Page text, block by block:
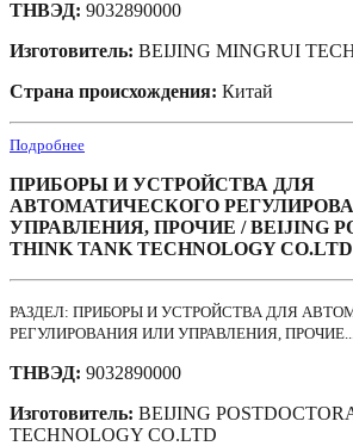
ТНВЭД: 9032890000
Изготовитель: BEIJING MINGRUI
Страна происхождения: Китай
Подробнее
ПРИБОРЫ И УСТРОЙСТВА ДЛЯ
АВТОМАТИЧЕСКОГО
УПРАВЛЕНИЯ, ПРОЧИЕ / BEIJING
THINK TANK TECHNOLOGY CO.LTD
РАЗДЕЛ: ПРИБОРЫ И УСТРОЙСТВА ДЛЯ
РЕГУЛИРОВАНИЯ ИЛИ УПРАВЛЕНИЯ, ПРОЧИЕ...
ТНВЭД: 9032890000
Изготовитель: BEIJING
TECHNOLOGY CO.LTD